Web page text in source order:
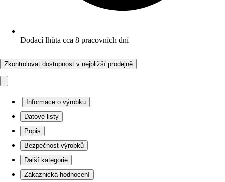
Dodací lhůta cca 8 pracovních dní
Zkontrolovat dostupnost v nejbližší prodejně
Informace o výrobku
Datové listy
Popis
Bezpečnost výrobků
Další kategorie
Zákaznická hodnocení